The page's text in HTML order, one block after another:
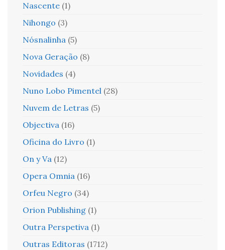
Nascente (1)
Nihongo (3)
Nósnalinha (5)
Nova Geração (8)
Novidades (4)
Nuno Lobo Pimentel (28)
Nuvem de Letras (5)
Objectiva (16)
Oficina do Livro (1)
On y Va (12)
Opera Omnia (16)
Orfeu Negro (34)
Orion Publishing (1)
Outra Perspetiva (1)
Outras Editoras (1712)